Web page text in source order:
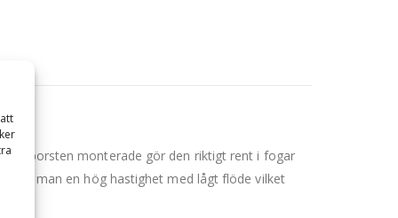
stålborsten monterade gör den riktigt rent i fogar
får man en hög hastighet med lågt flöde vilket